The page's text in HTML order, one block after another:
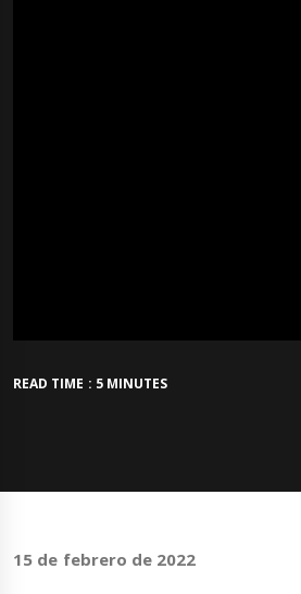
READ TIME : 5 MINUTES
15 de febrero de 2022